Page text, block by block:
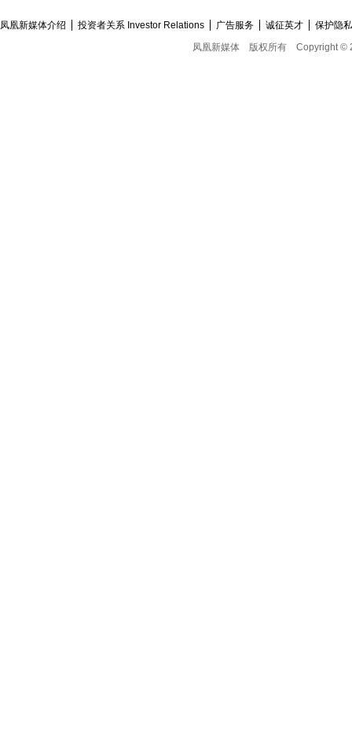
凤凰新媒体介绍 投资者关系 Investor Relations 广告服务 诚征英才
保护隐
凤凰新媒体
版权所有 Copyright ©